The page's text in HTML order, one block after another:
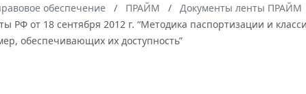
обеспечение ПРАЙМ Документы ленты ПРАЙМ
РФ от 18 сентября 2012 г. “Методика паспортизации и
обеспечивающих их доступность”